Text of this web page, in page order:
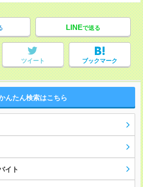
LINEで送る
ツイート ブックマーク
んたん検索はこちら
イト